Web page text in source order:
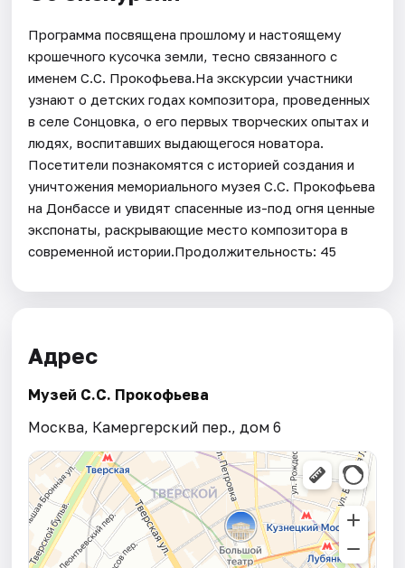
Программа посвящена прошлому и настоящему
крошечного кусочка земли, тесно связанного с
именем С.С. Прокофьева.На экскурсии участники
узнают о детских годах композитора, проведенных
в селе Сонцовка, о его первых творческих опытах и
людях, воспитавших выдающегося новатора.
Посетители познакомятся с историей создания и
уничтожения мемориального музея С.С. Прокофьева
на Донбассе и увидят спасенные из-под огня ценные
экспонаты, раскрывающие место композитора в
современной истории.Продолжительность: 45
Адрес
Музей С.С. Прокофьева
Москва, Камергерский пер., дом 6